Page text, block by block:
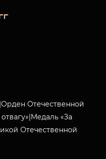
Отечественной
«За
Отечественной